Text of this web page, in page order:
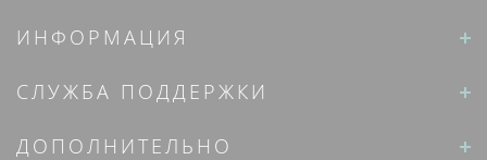
ИНФОРМАЦИЯ
СЛУЖБА ПОДДЕРЖКИ
ДОПОЛНИТЕЛЬНО